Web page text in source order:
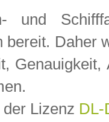
und
bereit. Daher
Lizenz